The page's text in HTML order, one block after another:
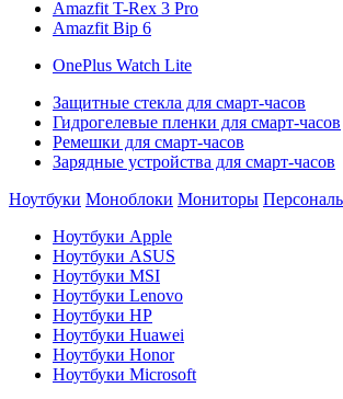
Amazfit T-Rex 3 Pro
Amazfit Bip 6
OnePlus Watch Lite
Защитные стекла для смарт-часов
Гидрогелевые пленки для смарт-часов
Ремешки для смарт-часов
Зарядные устройства для смарт-часов
Ноутбуки Моноблоки Мониторы
Ноутбуки Apple
Ноутбуки ASUS
Ноутбуки MSI
Ноутбуки Lenovo
Ноутбуки HP
Ноутбуки Huawei
Ноутбуки Honor
Ноутбуки Microsoft